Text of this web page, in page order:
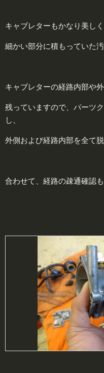
キャブレターもかなり美し
細かい部分に積もっていた
キャブレターの経路内部や
残っていますので、パーツ
し、
外側および経路内部を全て
合わせて、経路の疎通確認も